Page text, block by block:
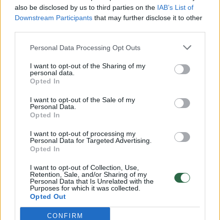
also be disclosed by us to third parties on the IAB’s List of
Downstream Participants that may further disclose it to other
Personal Data Processing Opt Outs
I want to opt-out of the Sharing of my
personal data.
Opted In
I want to opt-out of the Sale of my
Personal Data.
Opted In
I want to opt-out of processing my
Personal Data for Targeted Advertising.
Opted In
I want to opt-out of Collection, Use,
Retention, Sale, and/or Sharing of my
Personal Data that Is Unrelated with the
Purposes for which it was collected.
Opted Out
CONFIRM
Žinios | Lietuvos diena
00:00:57
Savaitės vidurys nusimato karštas: temperatūra kils iki
32 laipsnių šilumos
Žinios | Orai
00:15:54
V. Zalužno pasisakymą laiko bandymu įsitvirtinti
Laidos | Nauja diena
Sinoptikai atsakė, kokiais orais užbaigsime darbo
savaitę: karščiai atsitrauks
Žinios | Orai